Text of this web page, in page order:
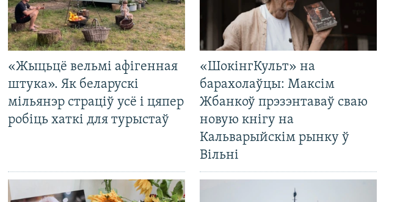
«Жыцьцё вельмі афігенная
штука». Як беларускі
мільянэр страціў усё і цяпер
робіць хаткі для турыстаў
«ШокінгКульт» на
барахолаўцы: Максім
Жбанкоў прэзэнтаваў сваю
новую кнігу на
Кальварыйскім рынку ў
Вільні